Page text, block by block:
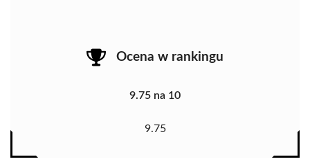
Ocena w rankingu
9.75 na 10
9.75